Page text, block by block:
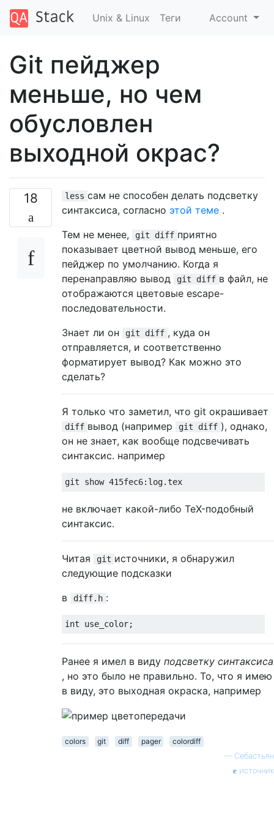
Unix & Linux Теги Account
Git пейджер
меньше, но чем
обусловлен
выходной окрас?
18 less сам не способен делать подсветку
синтаксиса, согласно этой теме .
Тем не менее,
git diff приятно
показывает цветной вывод меньше, его
пейджер по умолчанию. Когда я
перенаправляю вывод
git diff в файл, не
отображаются цветовые escape-
последовательности.
Знает ли он
git diff , куда он
отправляется, и соответственно
форматирует вывод? Как можно это
сделать?
Я только что заметил, что git окрашивает
diff вывод (например git diff ), однако,
он не знает, как вообще подсвечивать
синтаксис. например
не включает какой-либо TeX-подобный
синтаксис.
Читая git источники, я обнаружил
следующие подсказки
в
diff.h :
Ранее я имел в виду подсветку синтаксиса
, но это было не правильно. То, что я имею
в виду, это выходная окраска, например
colors git diff pager
colordiff
— Себастьян
источник